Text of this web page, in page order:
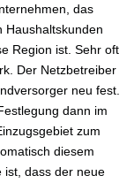
das
Haushaltskunden
Region ist. Sehr oft
Der Netzbetreiber
neu fest.
dann im
zum
diesem
ist, dass der neue